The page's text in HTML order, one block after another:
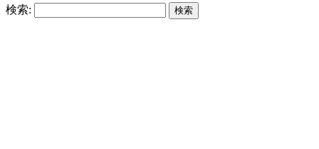
検索: